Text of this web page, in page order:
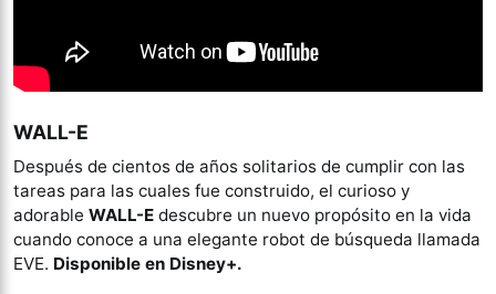
WALL-E
Después de cientos de años solitarios de cumplir con las
tareas para las cuales fue construido, el curioso y
adorable WALL-E descubre un nuevo propósito en la vida
cuando conoce a una elegante robot de búsqueda llamada
EVE. Disponible en Disney+.